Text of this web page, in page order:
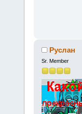
Руслан
Sr. Member